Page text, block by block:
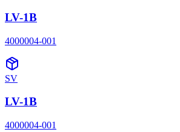
LV-1B
4000004-001
SV
LV-1B
4000004-001